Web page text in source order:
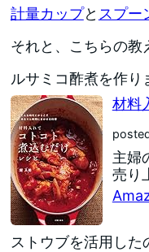
計量カップと スプー
それと、こちらの
ルサミコ酢煮を作り
材料
主婦
売り
ストウブを活用した